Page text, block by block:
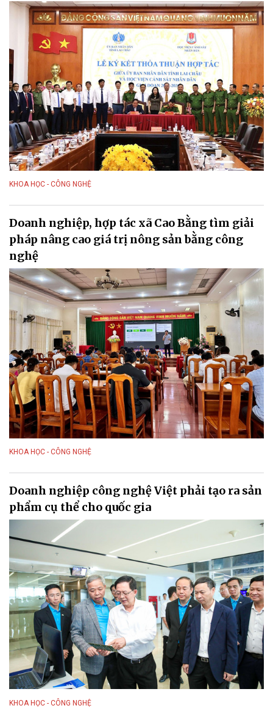
KHOA HỌC - CÔNG NGHỆ
Doanh nghiệp, hợp tác xã Cao Bằng tìm giải
pháp nâng cao giá trị nông sản bằng công
nghệ
KHOA HỌC - CÔNG NGHỆ
Doanh nghiệp công nghệ Việt phải tạo ra sản
phẩm cụ thể cho quốc gia
KHOA HỌC - CÔNG NGHỆ